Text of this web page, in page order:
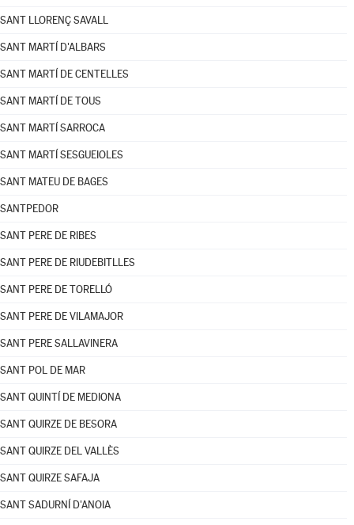
SANT LLORENÇ SAVALL
SANT MARTÍ D'ALBARS
SANT MARTÍ DE CENTELLES
SANT MARTÍ DE TOUS
SANT MARTÍ SARROCA
SANT MARTÍ SESGUEIOLES
SANT MATEU DE BAGES
SANTPEDOR
SANT PERE DE RIBES
SANT PERE DE RIUDEBITLLES
SANT PERE DE TORELLÓ
SANT PERE DE VILAMAJOR
SANT PERE SALLAVINERA
SANT POL DE MAR
SANT QUINTÍ DE MEDIONA
SANT QUIRZE DE BESORA
SANT QUIRZE DEL VALLÈS
SANT QUIRZE SAFAJA
SANT SADURNÍ D'ANOIA